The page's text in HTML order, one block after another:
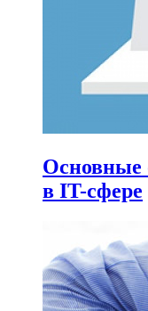
Основные
в IT-сфере